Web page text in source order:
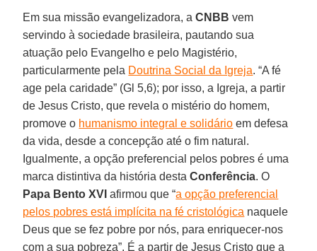
Em sua missão evangelizadora, aCNBB vem
servindo à sociedade brasileira, pautando sua
atuação pelo Evangelho e pelo Magistério,
particularmente pela Doutrina Social da Igreja. “A fé
age pela caridade” (Gl 5,6); por isso, a Igreja, a partir
de Jesus Cristo, que revela o mistério do homem,
promove o humanismo integral e solidário em defesa
da vida, desde a concepção até o fim natural.
Igualmente, a opção preferencial pelos pobres é uma
marca distintiva da história destaConferência. O
Papa Bento XVI afirmou que “a opção preferencial
pelos pobres está implícita na fé cristológica naquele
Deus que se fez pobre por nós, para enriquecer-nos
com a sua pobreza”. É a partir de Jesus Cristo que a